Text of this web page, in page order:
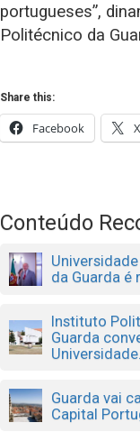
portugueses”,
Politécnico da
Share this:
Facebook X
Conteúdo
da Guarda é
Instituto
Guarda
Guarda vai
Capital